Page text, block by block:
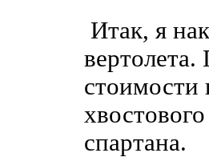
Итак, я
стоимости
спартана.